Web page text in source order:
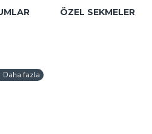
ÖZEL SEKMELER
ile Maksimum verimlilik